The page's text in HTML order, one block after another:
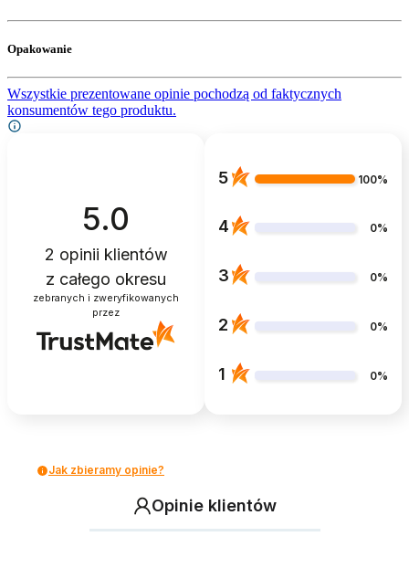
Opakowanie
Wszystkie prezentowane opinie pochodzą od faktycznych
konsumentów tego produktu.
5.0
2 opinii klientów
z całego okresu
zebranych i zweryfikowanych
przez
5 100%
4 0%
3 0%
2 0%
1 0%
Jak zbieramy opinie?
Opinie klientów